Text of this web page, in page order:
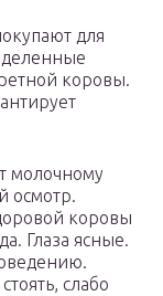
для
коровы.
молочному
осмотр.
коровы
Глаза ясные.
слабо